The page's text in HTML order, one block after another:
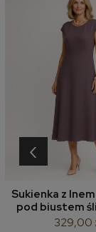
Sukienka z
pod biustem
329,00
‹